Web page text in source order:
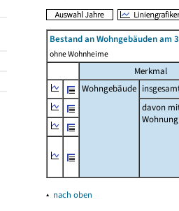
Bestand an Wohngebäuden am
ohne Wohnheime
Merkmal
Wohngebäude
davon
▴ nach oben